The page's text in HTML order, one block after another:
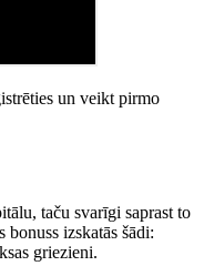
un veikt pirmo
taču svarīgi saprast to
bonuss izskatās šādi:
griezieni.